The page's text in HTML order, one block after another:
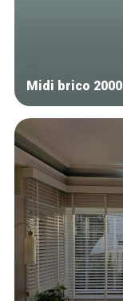
Midi brico 2000